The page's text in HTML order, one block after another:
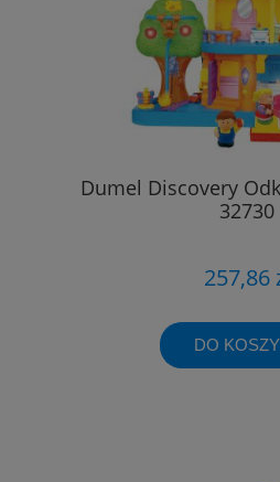
Dumel Discovery
32730
257,86
DO